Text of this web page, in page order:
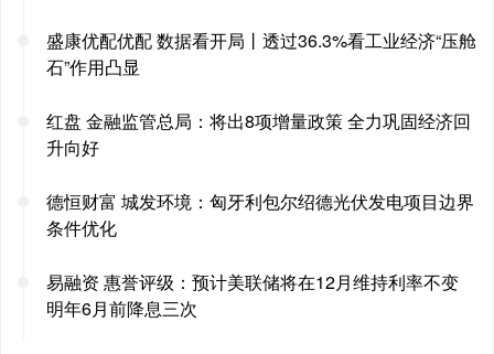
盛康优配优配 数据看开局丨透过36.3%看工业经济“压舱
石”作用凸显
红盘 金融监管总局：将出8项增量政策 全力巩固经济回
升向好
德恒财富 城发环境：匈牙利包尔绍德光伏发电项目边界
条件优化
易融资 惠誉评级：预计美联储将在12月维持利率不变
明年6月前降息三次